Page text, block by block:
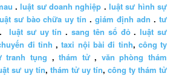
.luật sư doanh nghiệp .luật sư hình sự
sư bào chữa uy tín .giám định adn .tư
. luật sư uy tín .sang tên sổ đỏ.luật sư
đi tỉnh ,taxi nội bài đi tỉnh, công ty
tranh tụng ,thám tử, văn phòng thám
sư uy tín, thám tử uy tín, công ty thám tử